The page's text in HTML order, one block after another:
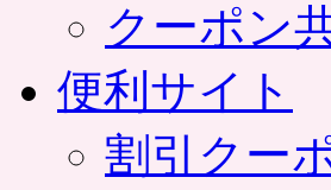
クーポン
便利サイト
割引クー